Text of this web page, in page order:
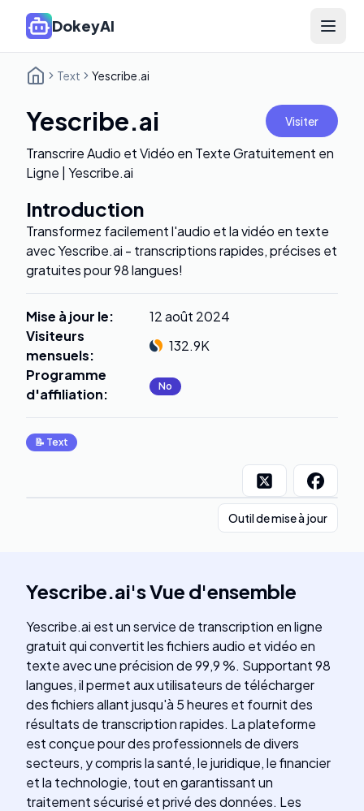
DokeyAI Open
Text Yescribe.ai
Yescribe.ai Visiter
Transcrire Audio et Vidéo en Texte Gratuitement en
Ligne | Yescribe.ai
Introduction
Transformez facilement l'audio et la vidéo en texte
avec Yescribe.ai - transcriptions rapides, précises et
gratuites pour 98 langues!
Mise à jour le:
12 août 2024
Visiteurs
mensuels:
132.9K
Programme
d'affiliation: No
📝 Text
Outil de mise à jour
Yescribe.ai'sVue d'ensemble
Yescribe.ai est un service de transcription en ligne
gratuit qui convertit les fichiers audio et vidéo en
texte avec une précision de 99,9 %. Supportant 98
langues, il permet aux utilisateurs de télécharger
des fichiers allant jusqu'à 5 heures et fournit des
résultats de transcription rapides. La plateforme
est conçue pour des professionnels de divers
secteurs, y compris la santé, le juridique, le financier
et la technologie, tout en garantissant un
traitement sécurisé et privé des données. Les